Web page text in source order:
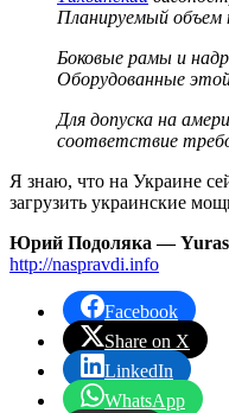
Планируемый объем
Боковые рамы и
Оборудованные
Для допуска на
соответствие
Я знаю, что на Украине
загрузить украинские
Юрий Подоляка —
http://naspravdi.info
Facebook
Share on X
LinkedIn
WhatsApp